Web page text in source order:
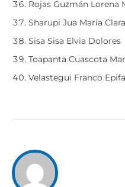
Rojas Guzmán Lorena
Sharupi Jua María Clara
Sisa Sisa Elvia Dolores
Toapanta Cuascota
Velastegui Franco